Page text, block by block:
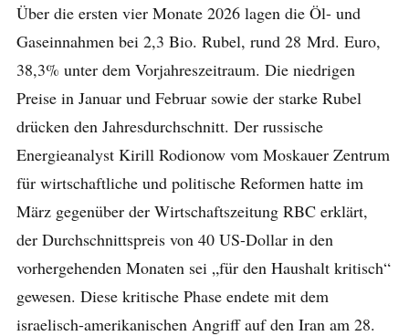
Über die ersten vier Monate 2026 lagen die Öl- und
Gaseinnahmen bei 2,3 Bio. Rubel, rund 28 Mrd. Euro,
38,3% unter dem Vorjahreszeitraum. Die niedrigen
Preise in Januar und Februar sowie der starke Rubel
drücken den Jahresdurchschnitt. Der russische
Energieanalyst Kirill Rodionow vom Moskauer Zentrum
für wirtschaftliche und politische Reformen hatte im
März gegenüber der Wirtschaftszeitung RBC erklärt,
der Durchschnittspreis von 40 US-Dollar in den
vorhergehenden Monaten sei „für den Haushalt kritisch“
gewesen. Diese kritische Phase endete mit dem
israelisch-amerikanischen Angriff auf den Iran am 28.